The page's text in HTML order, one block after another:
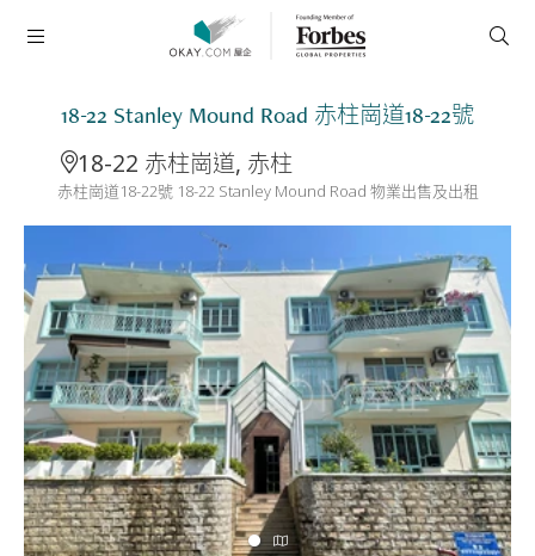
18-22 Stanley Mound Road 赤柱崗道18-22號
18-22 赤柱崗道, 赤柱
赤柱崗道18-22號 18-22 Stanley Mound Road 物業出售及出租